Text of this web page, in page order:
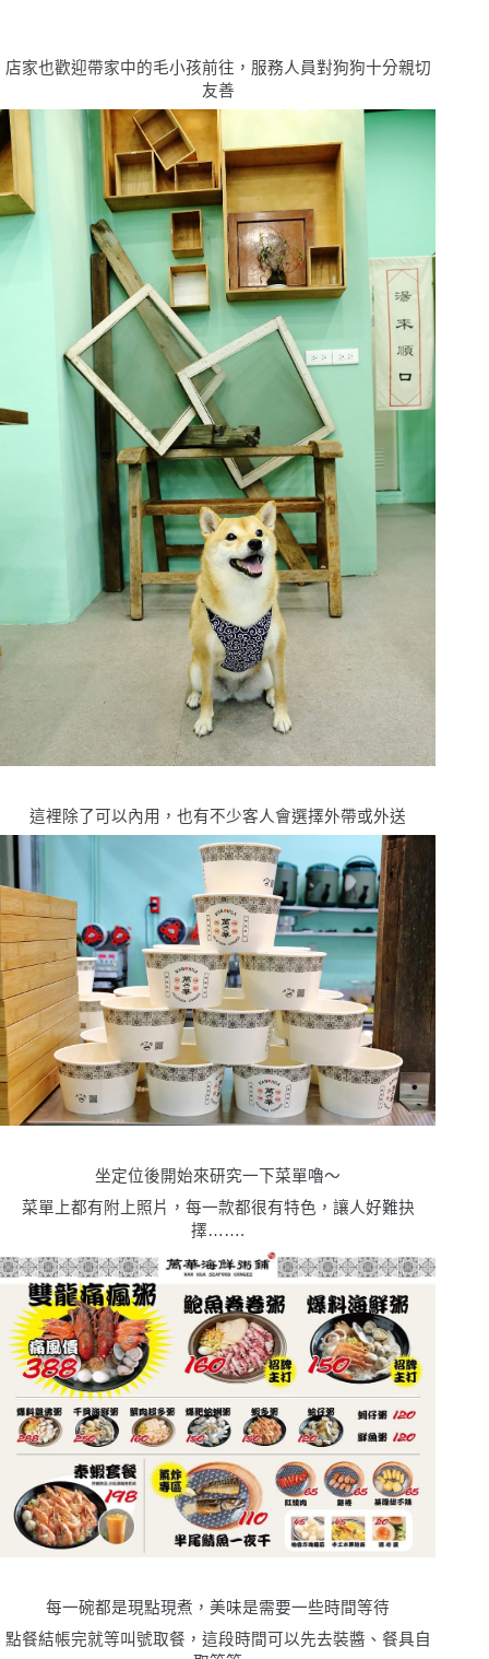
店家也歡迎帶家中的毛小孩前往，服務人員對狗狗十分親切
友善
這裡除了可以內用，也有不少客人會選擇外帶或外送
坐定位後開始來研究一下菜單嚕〜
菜單上都有附上照片，每一款都很有特色，讓人好難抉
擇…….
每一碗都是現點現煮，美味是需要一些時間等待
點餐結帳完就等叫號取餐，這段時間可以先去裝醬、餐具自